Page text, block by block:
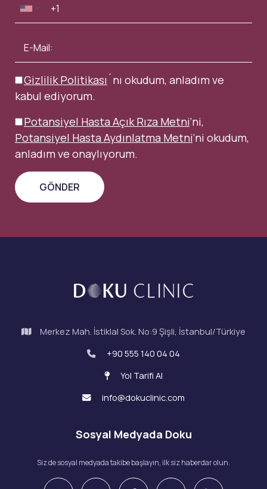
Gizlilik Politikası ´nı okudum, anladım ve
kabul ediyorum.
Potansiyel Hasta Açık Rıza Metni’ni,
Potansiyel Hasta Aydınlatma Metni’ni okudum,
anladım ve onaylıyorum.
Merkez Mah. İstiklal Sok. No:9 Şişli, İstanbul/Türkiye
+90 555 140 04 04
Yol Tarifi Al
info@dokuclinic.com
Sosyal Medyada Doku
Siz de sosyal medyada takibe başlayın, ilk siz haberdar olun.